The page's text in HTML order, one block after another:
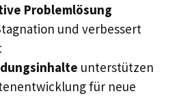
Problemlösung
und verbessert
unterstützen
für neue